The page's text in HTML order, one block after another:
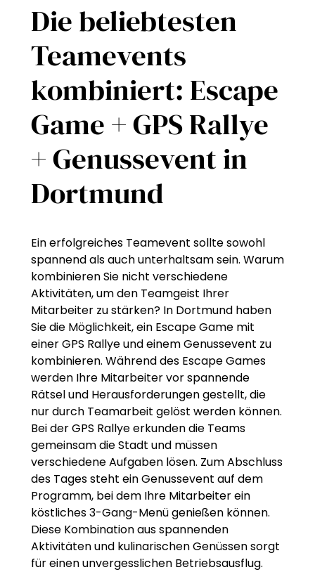
Die beliebtesten
Teamevents
kombiniert: Escape
Game + GPS Rallye
+ Genussevent in
Dortmund
Ein erfolgreiches Teamevent sollte sowohl
spannend als auch unterhaltsam sein. Warum
kombinieren Sie nicht verschiedene
Aktivitäten, um den Teamgeist Ihrer
Mitarbeiter zu stärken? In Dortmund haben
Sie die Möglichkeit, ein Escape Game mit
einer GPS Rallye und einem Genussevent zu
kombinieren. Während des Escape Games
werden Ihre Mitarbeiter vor spannende
Rätsel und Herausforderungen gestellt, die
nur durch Teamarbeit gelöst werden können.
Bei der GPS Rallye erkunden die Teams
gemeinsam die Stadt und müssen
verschiedene Aufgaben lösen. Zum Abschluss
des Tages steht ein Genussevent auf dem
Programm, bei dem Ihre Mitarbeiter ein
köstliches 3-Gang-Menü genießen können.
Diese Kombination aus spannenden
Aktivitäten und kulinarischen Genüssen sorgt
für einen unvergesslichen Betriebsausflug.